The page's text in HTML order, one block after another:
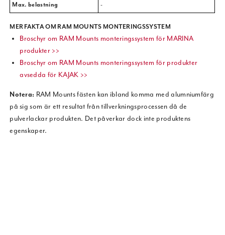
Max. belastning
-
MER FAKTA OM RAM MOUNTS MONTERINGSSYSTEM
Broschyr om RAM Mounts monteringssystem för MARINA
produkter >>
Broschyr om RAM Mounts monteringssystem för produkter
avsedda för KAJAK >>
Notera: RAM Mounts fästen kan ibland komma med alumniumfärg
på sig som är ett resultat från tillverkningsprocessen då de
pulverlackar produkten. Det påverkar dock inte produktens
egenskaper.